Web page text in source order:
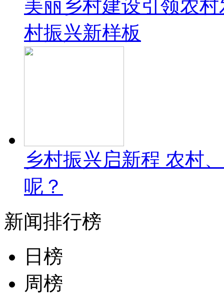
美丽乡村建设引领农
村振兴新样板
乡村振兴启新程 农村
呢？
新闻排行榜
日榜
周榜